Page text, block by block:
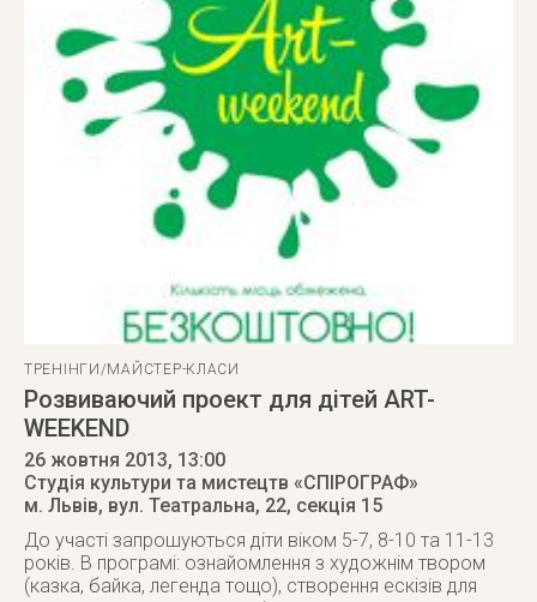
ТРЕНІНГИ/МАЙСТЕР-КЛАСИ
Розвиваючий проект для дітей ART-
WEEKEND
26 жовтня 2013, 13:00
Студія культури та мистецтв «СПІРОГРАФ»
м. Львів, вул. Театральна, 22, секція 15
До участі запрошуються діти віком 5-7, 8-10 та 11-13
років. В програмі: ознайомлення з художнім твором
(казка, байка, легенда тощо), створення ескізів для